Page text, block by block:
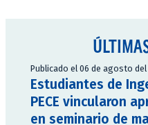
Publicado el 06 de agosto del
Estudiantes de
PECE vincularon
en seminario de